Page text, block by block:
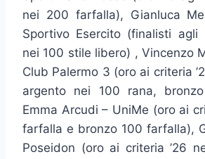
nei 200 farfalla), Gianluca
Sportivo Esercito (finalisti agli
nei 100 stile libero) , Vincenzo
Club Palermo 3 (oro ai criteria
argento nei 100 rana,
Emma Arcudi – UniMe (oro ai
farfalla e bronzo 100 farfalla),
Poseidon (oro ai criteria ’26